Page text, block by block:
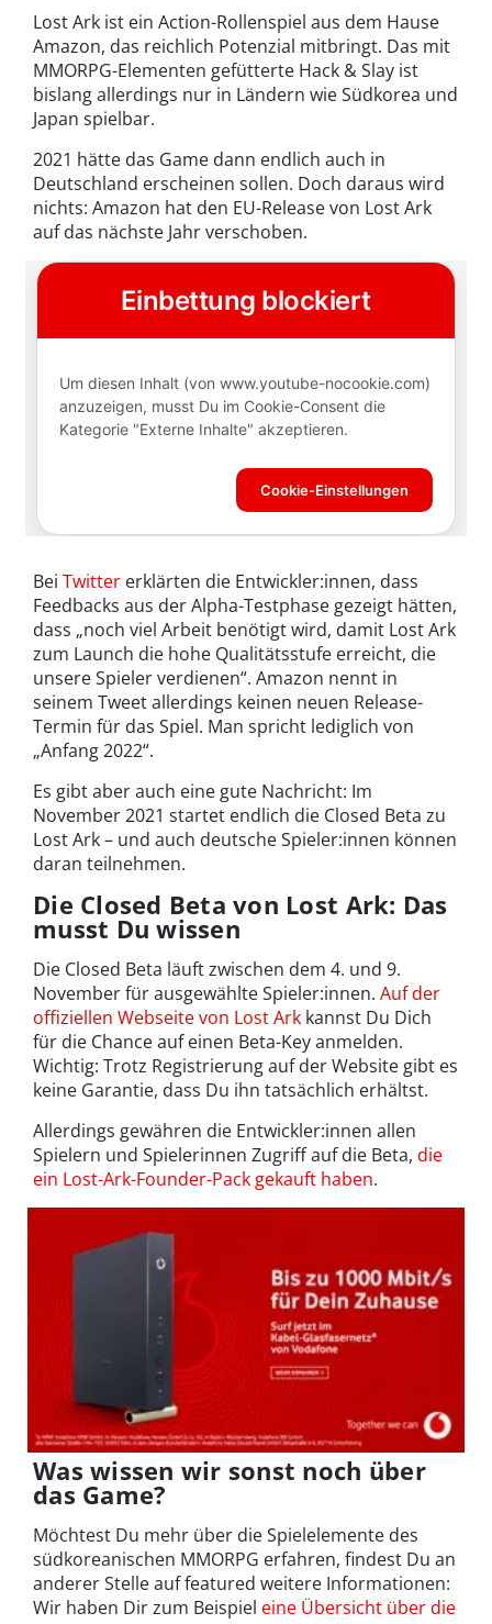
Lost Ark ist ein Action-Rollenspiel aus dem Hause
Amazon, das reichlich Potenzial mitbringt. Das mit
MMORPG-Elementen gefütterte Hack & Slay ist
bislang allerdings nur in Ländern wie Südkorea und
Japan spielbar.
2021 hätte das Game dann endlich auch in
Deutschland erscheinen sollen. Doch daraus wird
nichts: Amazon hat den EU-Release von Lost Ark
auf das nächste Jahr verschoben.
Bei Twitter erklärten die Entwickler:innen, dass
Feedbacks aus der Alpha-Testphase gezeigt hätten,
dass „noch viel Arbeit benötigt wird, damit Lost Ark
zum Launch die hohe Qualitätsstufe erreicht, die
unsere Spieler verdienen“. Amazon nennt in
seinem Tweet allerdings keinen neuen Release-
Termin für das Spiel. Man spricht lediglich von
„Anfang 2022“.
Es gibt aber auch eine gute Nachricht: Im
November 2021 startet endlich die Closed Beta zu
Lost Ark – und auch deutsche Spieler:innen können
daran teilnehmen.
Die Closed Beta von Lost Ark: Das
musst Du wissen
Die Closed Beta läuft zwischen dem 4. und 9.
November für ausgewählte Spieler:innen. Auf der
offiziellen Webseite von Lost Ark kannst Du Dich
für die Chance auf einen Beta-Key anmelden.
Wichtig: Trotz Registrierung auf der Website gibt es
keine Garantie, dass Du ihn tatsächlich erhältst.
Allerdings gewähren die Entwickler:innen allen
Spielern und Spielerinnen Zugriff auf die Beta, die
ein Lost-Ark-Founder-Pack gekauft haben.
Was wissen wir sonst noch über
das Game?
Möchtest Du mehr über die Spielelemente des
südkoreanischen MMORPG erfahren, findest Du an
anderer Stelle auf featured weitere Informationen:
Wir haben Dir zum Beispiel eine Übersicht über die